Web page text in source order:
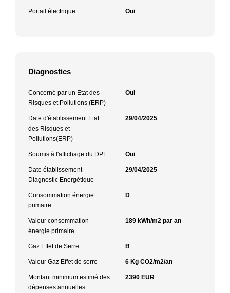
Portail électrique Oui
Diagnostics
Concerné par un Etat des
Risques et Pollutions (ERP)
Oui
Date d'établissement Etat
des Risques et
Pollutions(ERP)
29/04/2025
Soumis à l'affichage du DPE Oui
Date établissement
Diagnostic Energétique
29/04/2025
Consommation énergie
primaire
D
Valeur consommation
énergie primaire
189 kWh/m2 par an
Gaz Effet de Serre B
Valeur Gaz Effet de serre 6 Kg CO2/m2/an
Montant minimum estimé des
dépenses annuelles
2390 EUR